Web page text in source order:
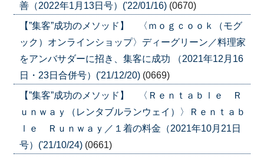
善（2022年1月13日号）('22/01/16) (0670)
【”集客”成功のメソッド】 〈ｍｏｇｃｏｏｋ（モグ
ック）オンラインショップ〉ディーグリーン／料理家
をアンバサダーに招き、集客に成功 （2021年12月16
日・23日合併号）('21/12/20) (0669)
【”集客”成功のメソッド】 〈Ｒｅｎｔａｂｌｅ Ｒ
ｕｎｗａｙ（レンタブルランウェイ）〉Ｒｅｎｔａｂ
ｌｅ Ｒｕｎｗａｙ／１着の料金（2021年10月21日
号）('21/10/24) (0661)